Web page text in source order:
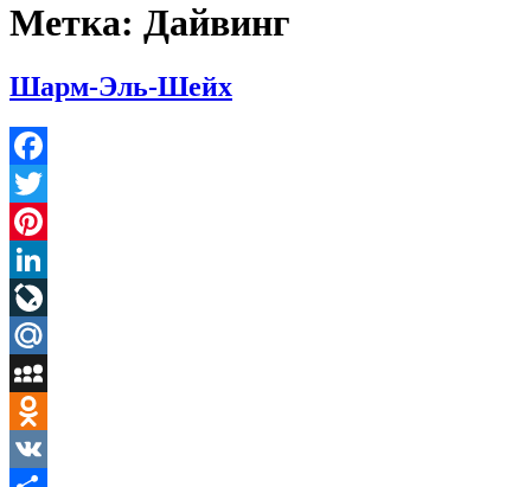
Метка: Дайвинг
Шарм-Эль-Шейх
Facebook
Twitter
Pinterest
LinkedIn
LiveJournal
Mail.Ru
MySpace
Odnoklassniki